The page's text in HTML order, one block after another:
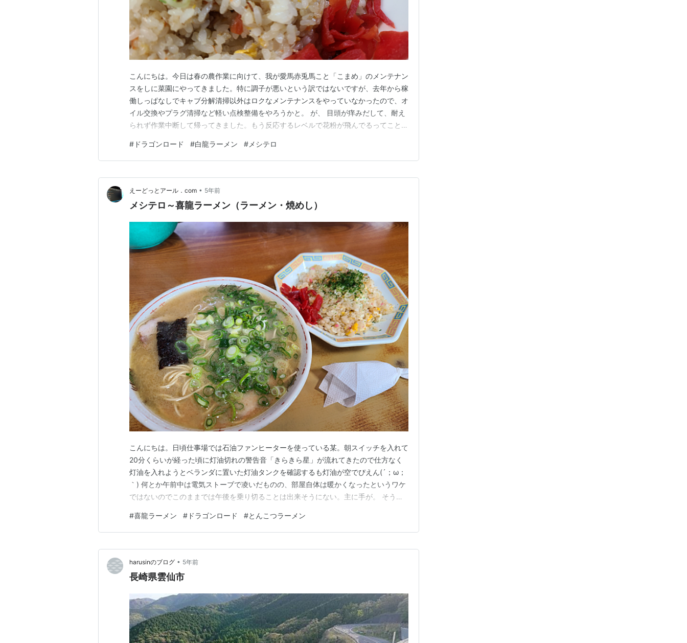
こんにちは。今日は春の農作業に向けて、我が愛馬赤兎馬こと「こまめ」のメンテナン
スをしに菜園にやってきました。特に調子が悪いという訳ではないですが、去年から稼
働しっぱなしでキャブ分解清掃以外はロクなメンテナンスをやっていなかったので、オ
イル交換やプラグ清掃など軽い点検整備をやろうかと。 が、 目頭が痒みだして、耐え
られず作業中断して帰ってきました。もう反応するレベルで花粉が飛んでるってことで
自宅に持ち帰ってまた仕切り直すとします。まる。
======================================= さ…
# ドラゴンロード #白龍ラーメン # メシテロ
えーどっとアール．com • 5年前
メシテロ～喜龍ラーメン（ラーメン・焼めし）
こんにちは。日頃仕事場では石油ファンヒーターを使っている某。朝スイッチを入れて
20分くらいが経った頃に灯油切れの警告音「きらきら星」が流れてきたので仕方なく
灯油を入れようとベランダに置いた灯油タンクを確認するも灯油が空でぴえん(´；ω；
｀) 何とか午前中は電気ストーブで凌いだものの、部屋自体は暖かくなったというワケ
ではないのでこのままでは午後を乗り切ることは出来そうにない。主に手が。 そうい
に。ついでに昼食も済ませるとしますか(=ﾟωﾟ) で、ササっと灯油も確保したので、お
昼は気になってたカレー店に向かったワケなので…
#喜龍ラーメン # ドラゴンロード #とんこつラーメン
harusinのブログ • 5年前
長崎県雲仙市